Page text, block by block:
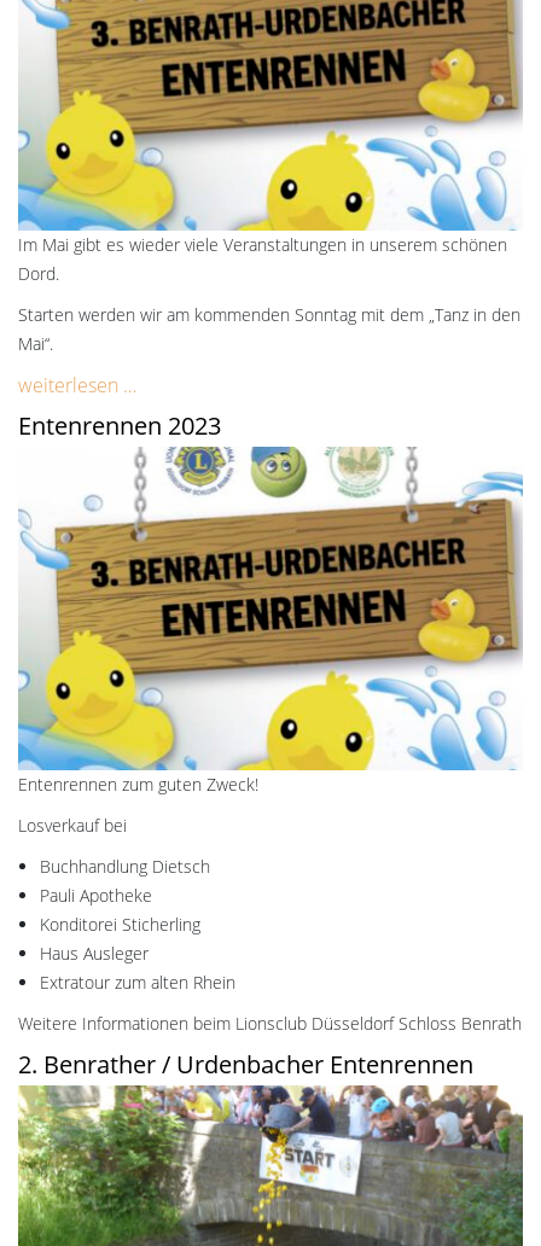
Im Mai gibt es wieder viele Veranstaltungen in unserem schönen
Dord.
Starten werden wir am kommenden Sonntag mit dem „Tanz in den
Mai“.
weiterlesen …
Entenrennen 2023
Entenrennen zum guten Zweck!
Losverkauf bei
Buchhandlung Dietsch
Pauli Apotheke
Konditorei Sticherling
Haus Ausleger
Extratour zum alten Rhein
Weitere Informationen beim Lionsclub Düsseldorf Schloss Benrath
2. Benrather / Urdenbacher Entenrennen